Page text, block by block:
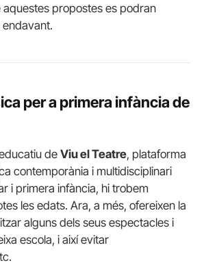
propostes es podran
per a primera infància de
deViu el Teatre, plataforma
contemporània i multidisciplinari
i primera infància, hi trobem
les edats. Ara, a més, ofereixen la
alguns dels seus espectacles i
escola, i així evitar